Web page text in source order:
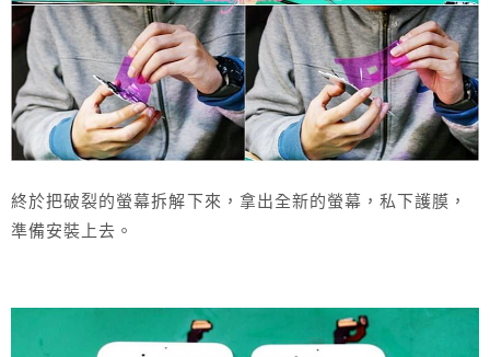
終於把破裂的螢幕拆解下來，拿出全新的螢幕，私下護膜，
準備安裝上去。